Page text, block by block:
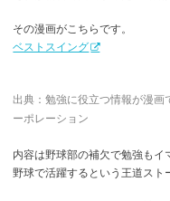
その漫画がこちらです。
ベストスイング
出典：勉強に役立つ情報が漫画
ーポレーション
内容は野球部の補欠で勉強もイ
野球で活躍するという王道スト